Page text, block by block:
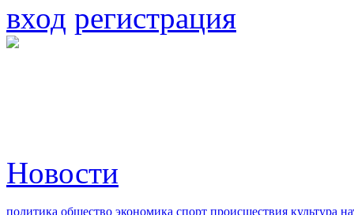
вход регистрация
Новости
политика общество экономика спорт происшествия культура